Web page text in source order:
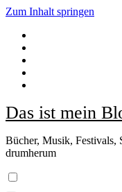
Zum Inhalt springen
Das ist mein
Bücher, Musik, Festivals,
drumherum